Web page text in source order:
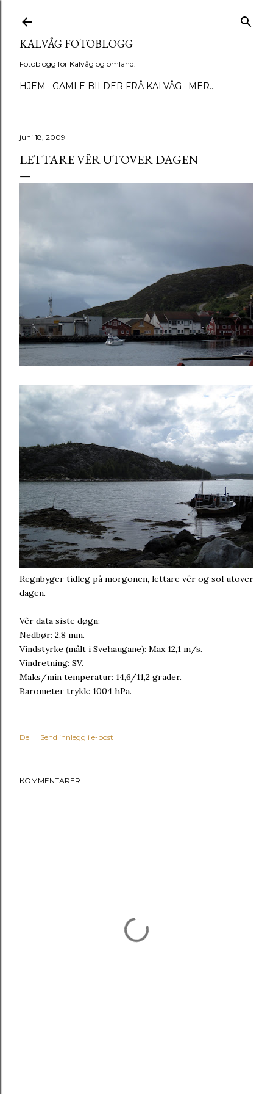
KALVÅG FOTOBLOGG
Fotoblogg for Kalvåg og omland.
HJEM GAMLE BILDER FRÅ KALVÅG MER…
juni 18, 2009
LETTARE VÊR UTOVER DAGEN
Regnbyger tidleg på morgonen, lettare vêr og sol utover
dagen.
Vêr data siste døgn:
Nedbør: 2,8 mm.
Vindstyrke (målt i Svehaugane): Max 12,1 m/s.
Vindretning: SV.
Maks/min temperatur: 14,6/11,2 grader.
Barometer trykk: 1004 hPa.
Del Send innlegg i e-post
KOMMENTARER